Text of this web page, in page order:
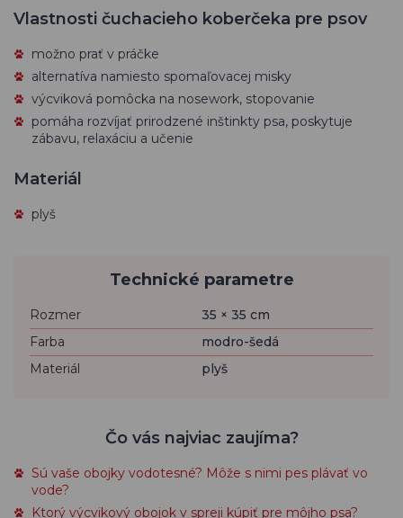
Vlastnosti čuchacieho koberčeka pre psov
možno prať v práčke
alternatíva namiesto spomaľovacej misky
výcviková pomôcka na nosework, stopovanie
pomáha rozvíjať prirodzené inštinkty psa, poskytuje
zábavu, relaxáciu a učenie
Materiál
plyš
Technické parametre
Rozmer
35 × 35 cm
Farba
modro-šedá
Materiál
plyš
Čo vás najviac zaujíma?
Sú vaše obojky vodotesné? Môže s nimi pes plávať vo
vode?
Ktorý výcvikový obojok v spreji kúpiť pre môjho psa?